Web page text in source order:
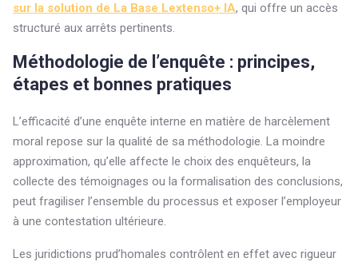
sur la solution de La Base Lextenso+ IA, qui offre un accès
structuré aux arrêts pertinents.
Méthodologie de l’enquête : principes,
étapes et bonnes pratiques
L’efficacité d’une enquête interne en matière de harcèlement
moral repose sur la qualité de sa méthodologie. La moindre
approximation, qu’elle affecte le choix des enquêteurs, la
collecte des témoignages ou la formalisation des conclusions,
peut fragiliser l’ensemble du processus et exposer l’employeur
à une contestation ultérieure.
Les juridictions prud’homales contrôlent en effet avec rigueur